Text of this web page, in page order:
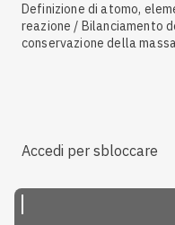
Definizione di atomo,
reazione / Bilanciamento
conservazione della
Accedi per sbloccare